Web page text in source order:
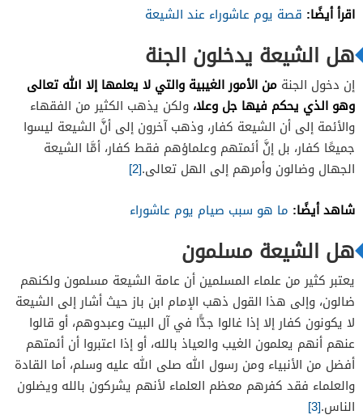
اقرأ أيضًا: قصة يوم عاشوراء عند الشيعة
هل الشيعة يدخلون الجنة
إن دخول الجنة من الأمور الغيبية والتي لا يعلمها إلا الله تعالى
وهو الذي يحكم فيها جل وعلا، ولكن يذهب الكثير من الفقهاء
والأئمة إلى أن الشيعة كفار، وذهب آخرون إلى أنَّ الشيعة ليسوا
جميعًا كفار، بل إنَّ أئمتهم وعلماؤهم فقط كفار، أمَّا الشيعة
الجهال وضالون وأمرهم إلى الهل تعالى.[2]
شاهد أيضًا: ما هو سبب صيام يوم عاشوراء
هل الشيعة مسلمون
يعتبر كثير من علماء المسلمين أن عامة الشيعة مسلمون ولكنهم
ضالون، وإلى هذا القول ذهب الإمام ابن باز حيث أشار إلى الشيعة
لا يكونون كفار إلا إذا غالوا جدًّا في آل البيت وعبدوهم، أو قالوا
عنهم أنهم يعلمون الغيب والعياذ بالله، أو إذا اعتبروا أن أئمتهم
أفضل من الأنبياء ومن رسول الله صلى الله عليه وسلم، أما القادة
والعلماء فقد كفرهم معظم العلماء لأنهم يشركون بالله ويضلون
الناس.[3]